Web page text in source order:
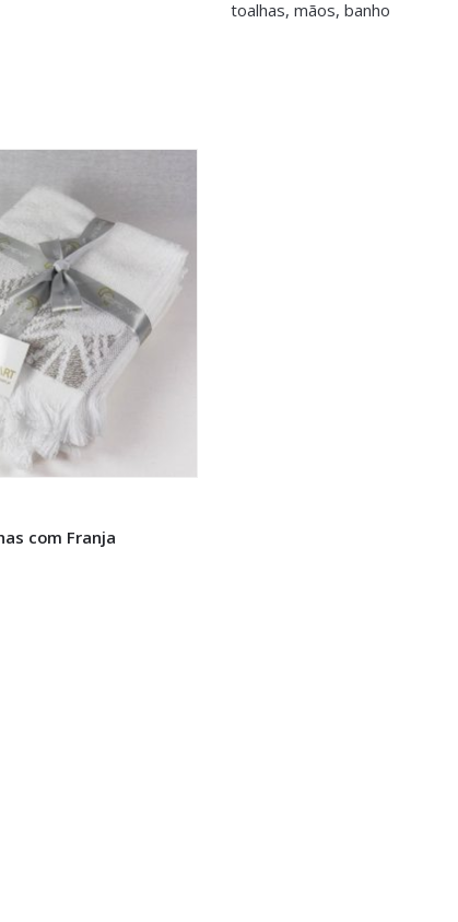
toalhas, mãos, banho
in</a> to post a review.
com Franja